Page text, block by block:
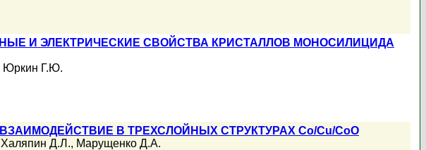
И ЭЛЕКТРИЧЕСКИЕ СВОЙСТВА КРИСТАЛЛОВ МОНОСИЛИЦИДА
Юркин Г.Ю.
В ТРЕХСЛОЙНЫХ СТРУКТУРАХ Co/Cu/CoO
Халяпин Д.Л., Марущенко Д.А.